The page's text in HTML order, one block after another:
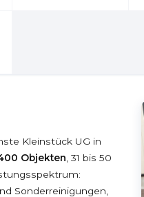
Kleinstück UG in
Objekten , 31 bis 50
Sonderreinigungen,